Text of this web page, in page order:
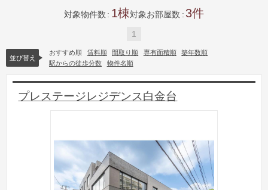
対象物件数 1 対象お部屋数 3
1
並び替え
おすすめ順 賃料順 間取り順 専有面積順
築年数順
駅からの徒歩分数
物件名順
プレステージレジデンス白金台